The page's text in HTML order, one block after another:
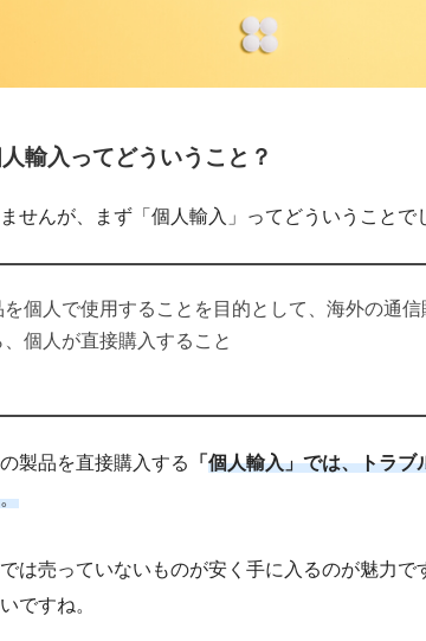
輸入ってどういうこと？
せんが、まず「個人輸入」ってどういうことで
個人で使用することを目的として、海外の通
個人が直接購入すること
製品を直接購入する 「 個人輸入」では、トラブ
は売っていないものが安く手に入るのが魅力で
ですね。